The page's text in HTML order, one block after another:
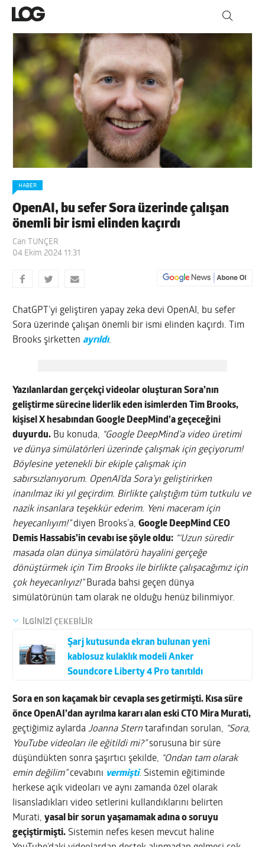
HABER
OpenAI, bu sefer Sora üzerinde çalışan
önemli bir ismi elinden kaçırdı
Can TUNÇER
04 Ekim 2024 11:31
ChatGPT’yi geliştiren yapay zeka devi OpenAI, bu sefer
Sora üzerinde çalışan önemli bir ismi elinden kaçırdı. Tim
Brooks şirketten ayrıldı.
Yazılanlardan gerçekçi videolar oluşturan Sora’nın
geliştirme sürecine liderlik eden isimlerden Tim Brooks,
kişisel X hesabından Google DeepMind’a geçeceğini
duyurdu. Bu konuda, “Google DeepMind’a video üretimi
ve dünya simülatörleri üzerinde çalışmak için geçiyorum!
Böylesine yetenekli bir ekiple çalışmak için
sabırsızlanıyorum. OpenAI’da Sora’yı geliştirirken
inanılmaz iki yıl geçirdim. Birlikte çalıştığım tüm tutkulu ve
nazik insanlara teşekkür ederim. Yeni maceram için
heyecanlıyım!”diyen Brooks’a,Google DeepMind CEO
Demis Hassabis’in cevabı ise şöyle oldu: “‘Uzun süredir
masada olan dünya simülatörü hayalini gerçeğe
dönüştürmek için Tim Brooks ile birlikte çalışacağımız için
çok heyecanlıyız!” Burada bahsi geçen dünya
simülatörünün tam olarak ne olduğu henüz bilinmiyor.
İLGİNİZİ ÇEKEBİLİR
Şarj kutusunda ekran bulunan yeni
kablosuz kulaklık modeli Anker
Soundcore Liberty 4 Pro tanıtıldı
Sora en son kaçamak bir cevapla ses getirmişti. Kısa süre
önce OpenAI’dan ayrılma kararı alan eski CTO Mira Murati,
geçtiğimiz aylardaJoanna Sterntarafından sorulan, “Sora,
YouTube videoları ile eğitildi mi?”sorusuna bir süre
düşündükten sonra şaşırtıcı şekilde, “Ondan tam olarak
emin değilim”cevabını vermişti. Sistemin eğitiminde
herkese açık videoları ve aynı zamanda özel olarak
lisansladıkları video setlerini kullandıklarını belirten
Murati,yasal bir sorun yaşamamak adına o soruyu
geçiştirmişti. Sistemin nefes kesen mevcut haline